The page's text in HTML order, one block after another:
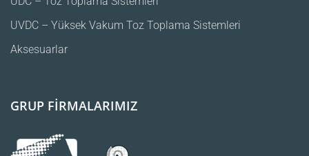
UVDC – Yüksek Vakum Toz Toplama Sistemleri
Aksesuarlar
GRUP FİRMALARIMIZ